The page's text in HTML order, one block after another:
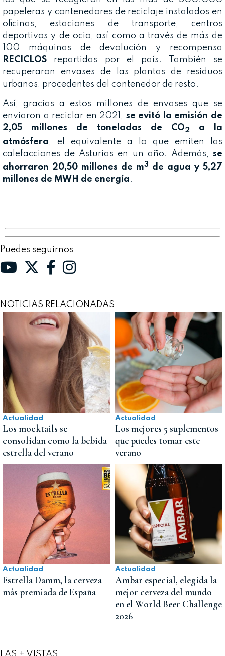
papeleras y contenedores de reciclaje instalados en
oficinas, estaciones de transporte, centros
deportivos y de ocio, así como a través de más de
100 máquinas de devolución y recompensa
RECICLOS repartidas por el país. También se
recuperaron envases de las plantas de residuos
urbanos, procedentes del contenedor de resto.
Así, gracias a estos millones de envases que se
enviaron a reciclar en 2021, se evitó la emisión de
2,05 millones de toneladas de CO2
a la
atmósfera , el equivalente a lo que emiten las
calefacciones de Asturias en un año. Además, se
ahorraron 20,50 millones de m3 de agua y 5,27
millones de MWH de energía.
Puedes seguirnos
NOTICIAS RELACIONADAS
Actualidad
Los mocktails se
consolidan como la bebida
estrella del verano
Actualidad
Los mejores 5 suplementos
que puedes tomar este
verano
Actualidad
Estrella Damm, la cerveza
más premiada de España
Actualidad
Ambar especial, elegida la
mejor cerveza del mundo
en el World Beer Challenge
2026